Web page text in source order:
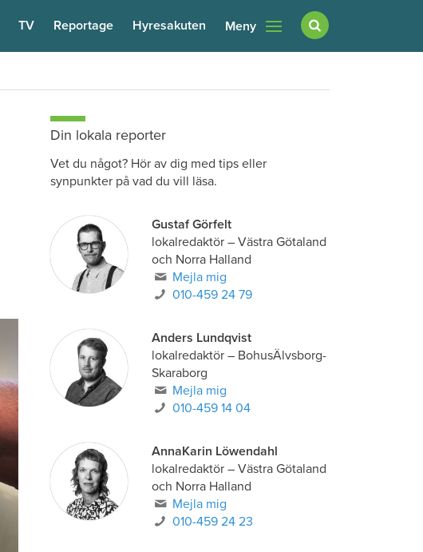
TV Reportage Hyresakuten Meny
Din lokala reporter
Vet du något? Hör av dig med tips eller
synpunkter på vad du vill läsa.
Gustaf Görfelt
lokalredaktör– Västra Götaland
och Norra Halland
Mejla mig
010-459 24 79
Anders Lundqvist
lokalredaktör– BohusÄlvsborg-
Skaraborg
Mejla mig
010-459 14 04
AnnaKarin Löwendahl
lokalredaktör– Västra Götaland
och Norra Halland
Mejla mig
010-459 24 23